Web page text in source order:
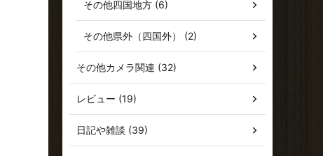
その他四国地方 (6)
その他県外（四国外） (2)
その他カメラ関連 (32)
レビュー (19)
日記や雑談 (39)